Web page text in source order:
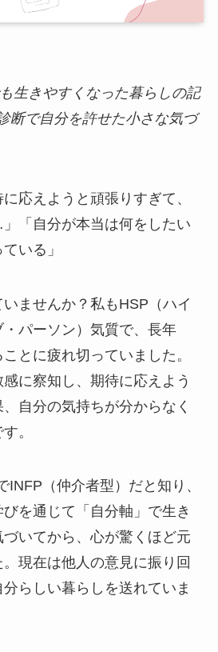
生きやすくなった暮らしの記
断で自分を許せた小さな気づ
応えようと頑張りすぎて、
「自分が本当は何をしたい
いる」
ませんか？私もHSP（ハイ
・パーソン）気質で、長年
とに疲れ切っていました。
に察知し、期待に応えよう
自分の気持ちが分からなく
。
INFP（仲介者型）だと知り、
を通じて「自分軸」で生き
いてから、心が驚くほど元
現在は他人の意見に振り回
らしい暮らしを送れていま